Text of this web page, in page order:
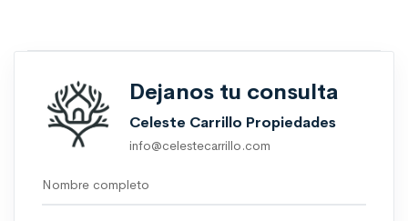
Dejanos tu consulta
Celeste Carrillo Propiedades
info@celestecarrillo.com